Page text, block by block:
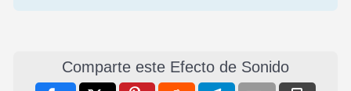
Comparte este Efecto de Sonido